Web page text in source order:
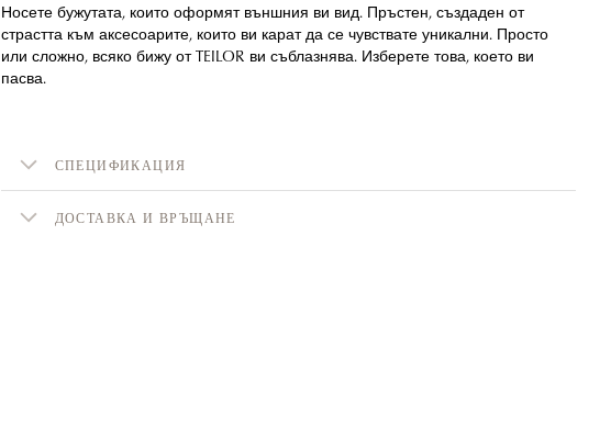
Носете бужутата, които оформят външния ви вид. Пръстен, създаден от
страстта към аксесоарите, които ви карат да се чувствате уникални. Просто
или сложно, всяко бижу от TEILOR ви съблазнява. Изберете това, което ви
пасва.
СПЕЦИФИКАЦИЯ
ДОСТАВКА И ВРЪЩАНЕ